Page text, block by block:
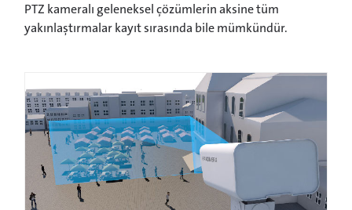
PTZ kameralı geleneksel çözümlerin aksine tüm
yakınlaştırmalar kayıt sırasında bile mümkündür.